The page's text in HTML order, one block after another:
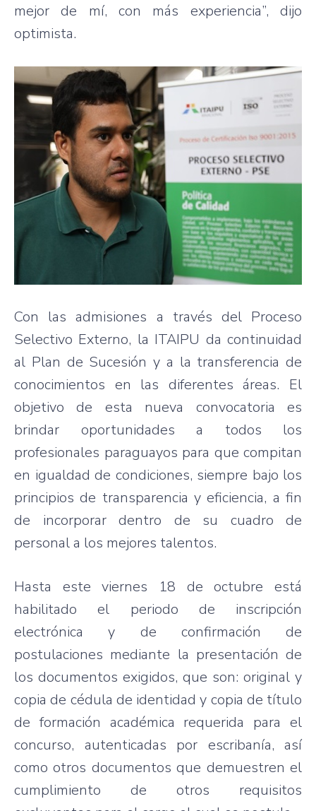
mejor de mí, con más experiencia”, dijo
optimista.
Con las admisiones a través del Proceso
Selectivo Externo, la ITAIPU da continuidad
al Plan de Sucesión y a la transferencia de
conocimientos en las diferentes áreas. El
objetivo de esta nueva convocatoria es
brindar oportunidades a todos los
profesionales paraguayos para que compitan
en igualdad de condiciones, siempre bajo los
principios de transparencia y eficiencia, a fin
de incorporar dentro de su cuadro de
personal a los mejores talentos.
Hasta este viernes 18 de octubre está
habilitado el periodo de inscripción
electrónica y de confirmación de
postulaciones mediante la presentación de
los documentos exigidos, que son: original y
copia de cédula de identidad y copia de título
de formación académica requerida para el
concurso, autenticadas por escribanía, así
como otros documentos que demuestren el
cumplimiento de otros requisitos